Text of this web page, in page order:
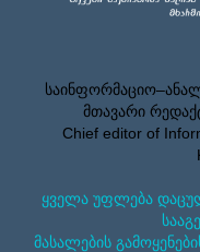
მთავარი
Chief editor of
ყველა უფლება
მასალების